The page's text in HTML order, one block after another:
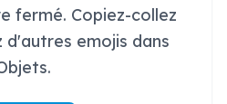
fermé. Copiez-collez
d'autres emojis dans